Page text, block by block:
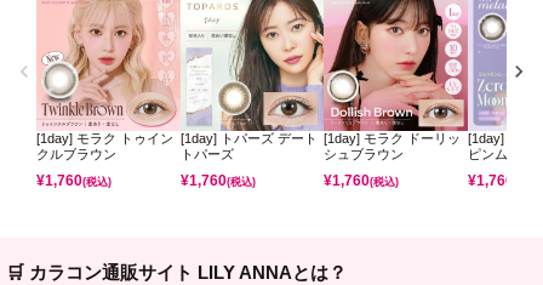
[1day] モラク トゥイン
クルブラウン
¥1,760(税込)
[1day] トパーズ デート
トパーズ
¥1,760(税込)
[1day] モラク ドーリッ
シュブラウン
¥1,760(税込)
[1day] ミレ
ピンムーン
¥1,760
🛒 カラコン通販サイト LILY ANNAとは？